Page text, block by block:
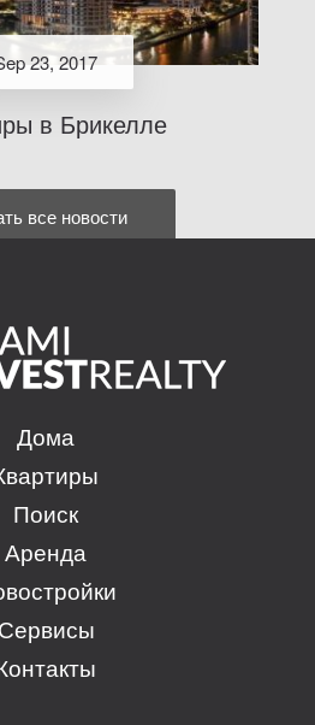
23, 2017
в Брикелле
все новости
Дома
Поиск
Аренда
Сервисы